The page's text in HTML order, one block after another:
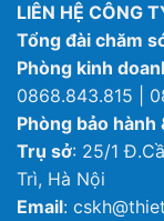
LIÊN HỆ CÔNG
Tổng đài chăm
Phòng kinh
0868.843.815 |
Phòng bảo
Trụ sở: 25/1
Trì, Hà Nội
Email: